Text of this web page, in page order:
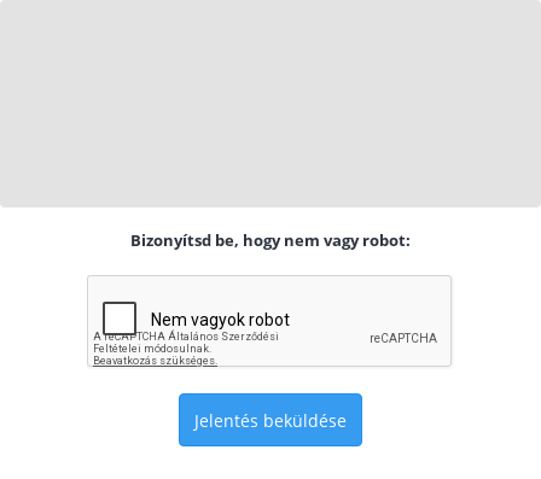
Bizonyítsd be, hogy nem vagy robot:
Jelentés beküldése